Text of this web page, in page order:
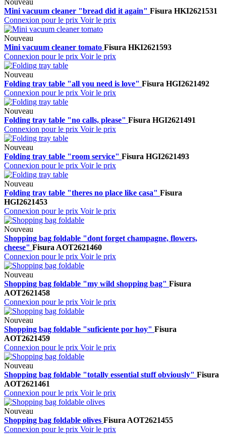
Mini vacuum cleaner "bread did it again" Fisura HKI2621531
Connexion pour le prix Voir le prix
Nouveau
Mini vacuum cleaner tomato Fisura HKI2621593
Connexion pour le prix Voir le prix
Nouveau
Folding tray table "all you need is love" Fisura HGI2621492
Connexion pour le prix Voir le prix
Nouveau
Folding tray table "no calls, please" Fisura HGI2621491
Connexion pour le prix Voir le prix
Nouveau
Folding tray table "room service" Fisura HGI2621493
Connexion pour le prix Voir le prix
Nouveau
Folding tray table "theres no place like casa" Fisura
HGI2621453
Connexion pour le prix Voir le prix
Nouveau
Shopping bag foldable "dont forget champagne, flowers,
cheese" Fisura AOT2621460
Connexion pour le prix Voir le prix
Nouveau
Shopping bag foldable "my wild shopping bag" Fisura
AOT2621458
Connexion pour le prix Voir le prix
Nouveau
Shopping bag foldable "suficiente por hoy" Fisura
AOT2621459
Connexion pour le prix Voir le prix
Nouveau
Shopping bag foldable "totally essential stuff obviously" Fisura
AOT2621461
Connexion pour le prix Voir le prix
Nouveau
Shopping bag foldable olives Fisura AOT2621455
Connexion pour le prix Voir le prix